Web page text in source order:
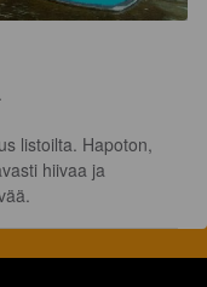
listoilta. Hapoton,
hiivaa ja